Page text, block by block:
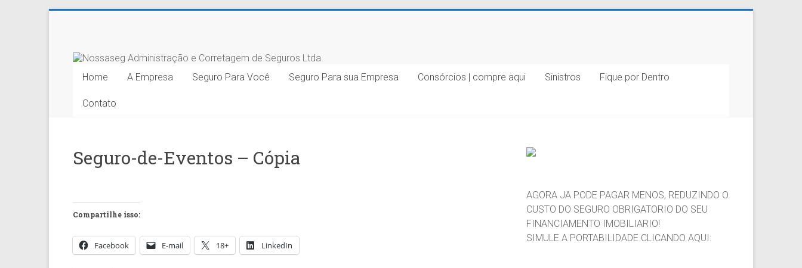
Nossaseg
Administração
Corretagem
Seguros
Home A Empresa Seguro Para Você Seguro Para sua Empresa Consórcios | compre aqui Sinistros Fique por Dentro
Contato
Seguro-de-Eventos – Cópia
Compartilhe isso:
Facebook E-mail 18+ LinkedIn
AGORA JA PODE PAGAR MENOS, REDUZINDO O
CUSTO DO SEGURO OBRIGATORIO DO SEU
FINANCIAMENTO IMOBILIARIO!
SIMULE A PORTABILIDADE CLICANDO AQUI: